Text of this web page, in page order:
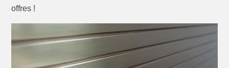
offres !